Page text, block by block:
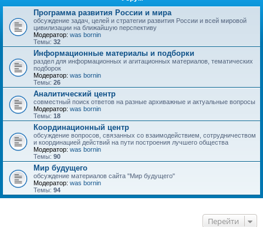
Программа развития России и мира
обсуждение задач, целей и стратегии развития России и всей мировой
цивилизации на ближайшую перспективу
Модератор: was bornin
Темы: 32
Информационные материалы и подборки
раздел для информационных и агитационных материалов, тематических
подборок
Модератор: was bornin
Темы: 26
Аналитический центр
совместный поиск ответов на разные архиважные и актуальные вопросы
Модератор: was bornin
Темы: 18
Координационный центр
обсуждение вопросов, связанных со взаимодействием, сотрудничеством
и координацией действий на пути построения лучшего общества
Модератор: was bornin
Темы: 90
Мир будущего
обсуждение материалов сайта "Мир будущего"
Модератор: was bornin
Темы: 94
Перейти